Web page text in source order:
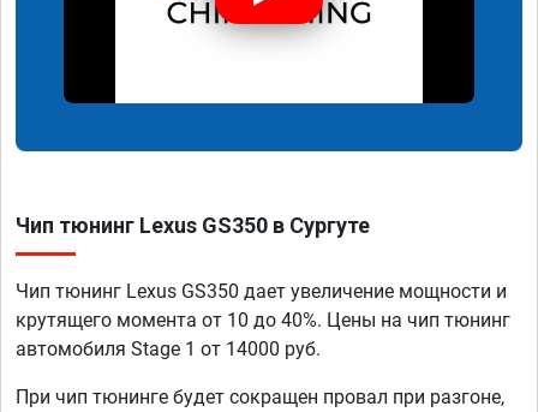
Чип тюнинг Lexus GS350 в Сургуте
Чип тюнинг Lexus GS350 дает увеличение мощности и
крутящего момента от 10 до 40%. Цены на чип тюнинг
автомобиля Stage 1 от 14000 руб.
При чип тюнинге будет сокращен провал при разгоне,